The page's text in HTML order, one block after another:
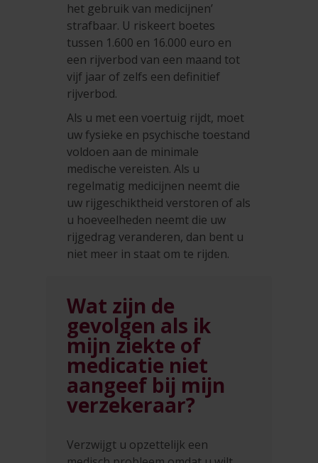
het gebruik van medicijnen’
strafbaar. U riskeert boetes
tussen 1.600 en 16.000 euro en
een rijverbod van een maand tot
vijf jaar of zelfs een definitief
rijverbod.
Als u met een voertuig rijdt, moet
uw fysieke en psychische toestand
voldoen aan de minimale
medische vereisten. Als u
regelmatig medicijnen neemt die
uw rijgeschiktheid verstoren of als
u hoeveelheden neemt die uw
rijgedrag veranderen, dan bent u
niet meer in staat om te rijden.
Wat zijn de
gevolgen als ik
mijn ziekte of
medicatie niet
aangeef bij mijn
verzekeraar?
Verzwijgt u opzettelijk een